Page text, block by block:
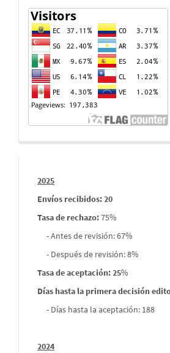
Contador
de
visitas
Informes
envios
2025
Envíos recibidos: 20
Tasa de rechazo:75%
- Antes de revisión: 67%
- Después de revisión: 8%
Tasa de aceptación: 25%
Días hasta la primera decisión
- Días hasta la aceptación: 188
2024